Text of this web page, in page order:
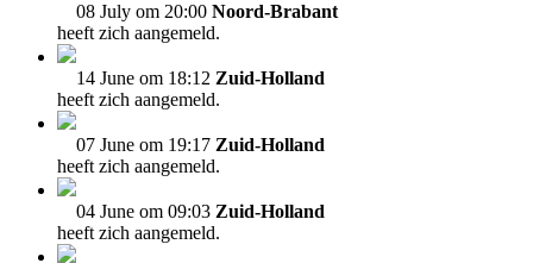
08 July om 20:00 Noord-Brabant
heeft zich aangemeld.
14 June om 18:12 Zuid-Holland
heeft zich aangemeld.
07 June om 19:17 Zuid-Holland
heeft zich aangemeld.
04 June om 09:03 Zuid-Holland
heeft zich aangemeld.